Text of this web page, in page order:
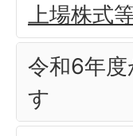
上場株式
令和6年
す